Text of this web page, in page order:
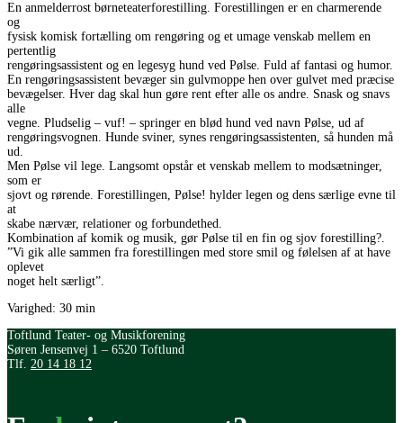
En anmelderrost børneteaterforestilling. Forestillingen er en charmerende
og
fysisk komisk fortælling om rengøring og et umage venskab mellem en
pertentlig
rengøringsassistent og en legesyg hund ved Pølse. Fuld af fantasi og humor.
En rengøringsassistent bevæger sin gulvmoppe hen over gulvet med præcise
bevægelser. Hver dag skal hun gøre rent efter alle os andre. Snask og snavs
alle
vegne. Pludselig – vuf! – springer en blød hund ved navn Pølse, ud af
rengøringsvognen. Hunde sviner, synes rengøringsassistenten, så hunden må
ud.
Men Pølse vil lege. Langsomt opstår et venskab mellem to modsætninger,
som er
sjovt og rørende. Forestillingen, Pølse! hylder legen og dens særlige evne til
at
skabe nærvær, relationer og forbundethed.
Kombination af komik og musik, gør Pølse til en fin og sjov forestilling?.
”Vi gik alle sammen fra forestillingen med store smil og følelsen af at have
oplevet
noget helt særligt”.
Varighed: 30 min
Toftlund Teater- og Musikforening
Søren Jensenvej 1 – 6520 Toftlund
Tlf. 20 14 18 12